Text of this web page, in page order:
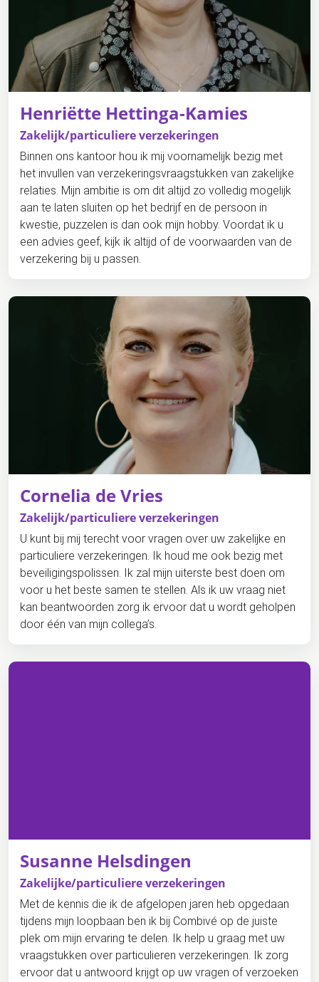
Henriëtte Hettinga-Kamies
Zakelijk/particuliere verzekeringen
Binnen ons kantoor hou ik mij voornamelijk bezig met
het invullen van verzekeringsvraagstukken van zakelijke
relaties. Mijn ambitie is om dit altijd zo volledig mogelijk
aan te laten sluiten op het bedrijf en de persoon in
kwestie, puzzelen is dan ook mijn hobby. Voordat ik u
een advies geef, kijk ik altijd of de voorwaarden van de
verzekering bij u passen.
Cornelia de Vries
Zakelijk/particuliere verzekeringen
U kunt bij mij terecht voor vragen over uw zakelijke en
particuliere verzekeringen. Ik houd me ook bezig met
beveiligingspolissen. Ik zal mijn uiterste best doen om
voor u het beste samen te stellen. Als ik uw vraag niet
kan beantwoorden zorg ik ervoor dat u wordt geholpen
door één van mijn collega’s.
Susanne Helsdingen
Zakelijke/particuliere verzekeringen
Met de kennis die ik de afgelopen jaren heb opgedaan
tijdens mijn loopbaan ben ik bij Combivé op de juiste
plek om mijn ervaring te delen. Ik help u graag met uw
vraagstukken over particulieren verzekeringen. Ik zorg
ervoor dat u antwoord krijgt op uw vragen of verzoeken